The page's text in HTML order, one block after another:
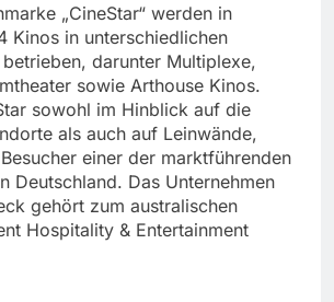
„CineStar“ werden in
Kinos in unterschiedlichen
darunter Multiplexe,
sowie Arthouse Kinos.
sowohl im Hinblick auf die
als auch auf Leinwände,
einer der marktführenden
Deutschland. Das Unternehmen
gehört zum australischen
Hospitality & Entertainment